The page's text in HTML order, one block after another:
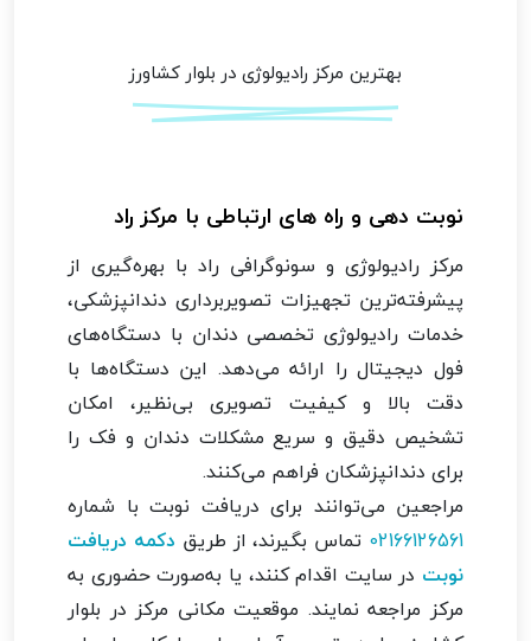
بهترین مرکز رادیولوژی در بلوار کشاورز
نوبت دهی و راه های ارتباطی با مرکز راد
مرکز رادیولوژی و سونوگرافی راد با بهره‌گیری از
پیشرفته‌ترین تجهیزات تصویربرداری دندانپزشکی،
خدمات رادیولوژی تخصصی دندان با دستگاه‌های
فول دیجیتال را ارائه می‌دهد. این دستگاه‌ها با
دقت بالا و کیفیت تصویری بی‌نظیر، امکان
تشخیص دقیق و سریع مشکلات دندان و فک را
برای دندانپزشکان فراهم می‌کنند.
مراجعین می‌توانند برای دریافت نوبت با شماره
02166126561 تماس بگیرند، از طریق دکمه دریافت
نوبت در سایت اقدام کنند، یا به‌صورت حضوری به
مرکز مراجعه نمایند. موقعیت مکانی مرکز در بلوار